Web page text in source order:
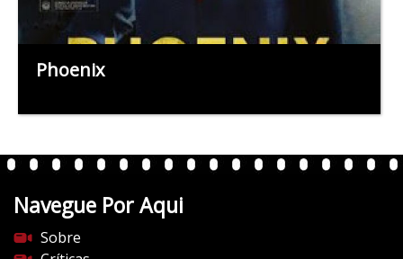
Phoenix
Navegue Por Aqui
Sobre